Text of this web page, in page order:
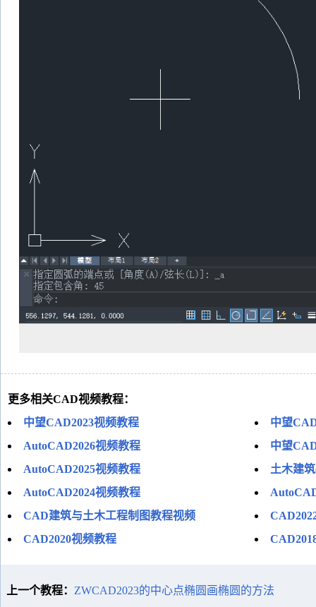
更多相关CAD视频教程：
中望CAD2023视频教程
中望
AutoCAD2026视频教程
中望
AutoCAD2025视频教程
土木建
AutoCAD2024视频教程
CAD建筑与土木工程制图教程视频
CAD2020视频教程
上一个教程： ZWCAD2023的中心点椭圆画椭圆的方法